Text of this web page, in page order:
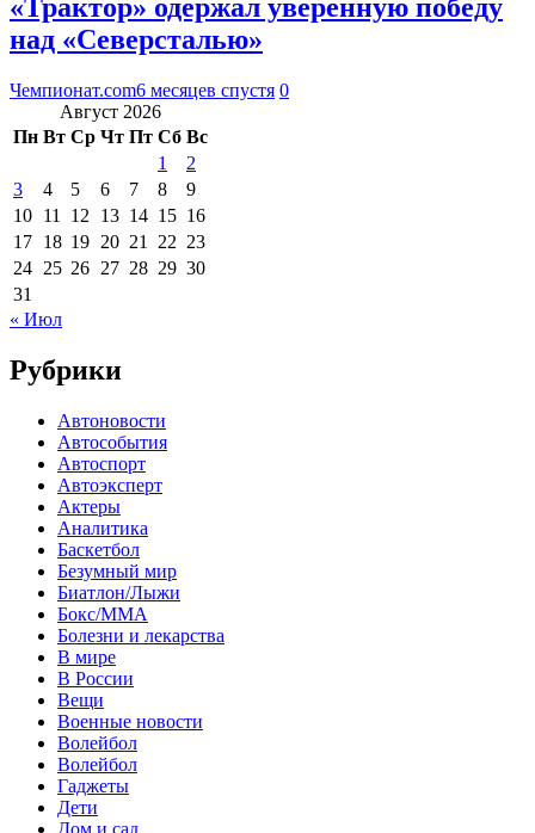
«Трактор» одержал уверенную победу
над «Северсталью»
Чемпионат.com6 месяцев спустя 0
Август 2026
Пн Вт Ср Чт Пт Сб Вс
1
2
3
4 5 6 7 8
9
10 11 12 13 14 15 16
17 18 19 20 21 22 23
24 25 26 27 28 29 30
31
« Июл
Рубрики
Автоновости
Автособытия
Автоспорт
Автоэксперт
Актеры
Аналитика
Баскетбол
Безумный мир
Биатлон/Лыжи
Бокс/MMA
Болезни и лекарства
В мире
В России
Вещи
Военные новости
Волейбол
Волейбол
Гаджеты
Дети
Дом и сад